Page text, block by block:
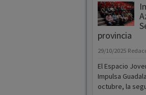
provincia
29/10/2025
El Espacio
Impulsa
octubre, la